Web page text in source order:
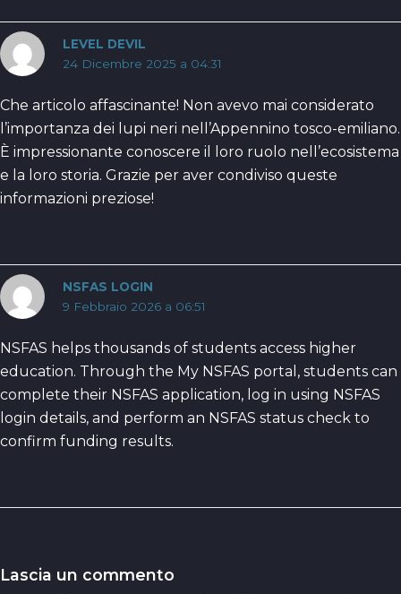
LEVEL DEVIL
24 Dicembre 2025 a 04:31
Che articolo affascinante! Non avevo mai considerato
l’importanza dei lupi neri nell’Appennino tosco-emiliano.
È impressionante conoscere il loro ruolo nell’ecosistema
e la loro storia. Grazie per aver condiviso queste
informazioni preziose!
NSFAS LOGIN
9 Febbraio 2026 a 06:51
NSFAS helps thousands of students access higher
education. Through the My NSFAS portal, students can
complete their NSFAS application, log in using NSFAS
login details, and perform an NSFAS status check to
confirm funding results.
Lascia un commento